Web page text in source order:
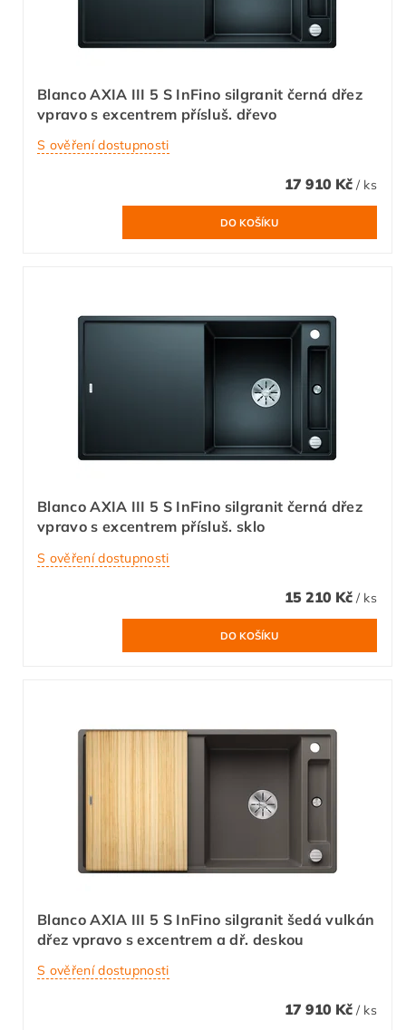
Blanco AXIA III 5 S InFino silgranit černá dřez
vpravo s excentrem přísluš. dřevo
S ověření dostupnosti
17 910 Kč / ks
Blanco AXIA III 5 S InFino silgranit černá dřez
vpravo s excentrem přísluš. sklo
S ověření dostupnosti
15 210 Kč / ks
Blanco AXIA III 5 S InFino silgranit šedá vulkán
dřez vpravo s excentrem a dř. deskou
S ověření dostupnosti
17 910 Kč / ks